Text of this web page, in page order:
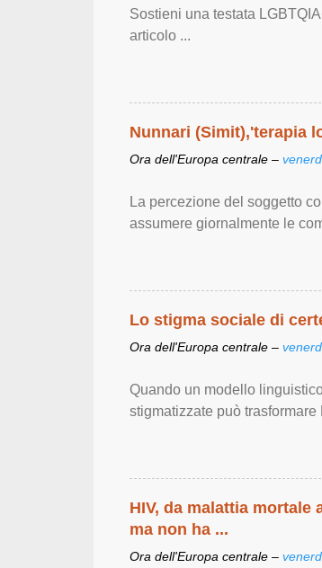
Sostieni una testata
articolo ...
Nunnari (Simit),'terapia
Ora dell'Europa centrale –
La percezione del soggetto
assumere giornalmente le
Lo stigma sociale di
Ora dell'Europa centrale –
Quando un modello
stigmatizzate può
HIV, da malattia mortale
ma non ha ...
Ora dell'Europa centrale –